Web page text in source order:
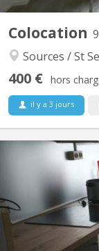
Colocation
Sources / St
400 € hors
il y a 3 jours
Une chambre